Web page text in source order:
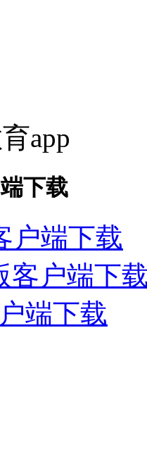
app
下载
户端下载
客户端下
端下载